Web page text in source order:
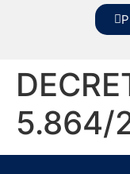
5.864/